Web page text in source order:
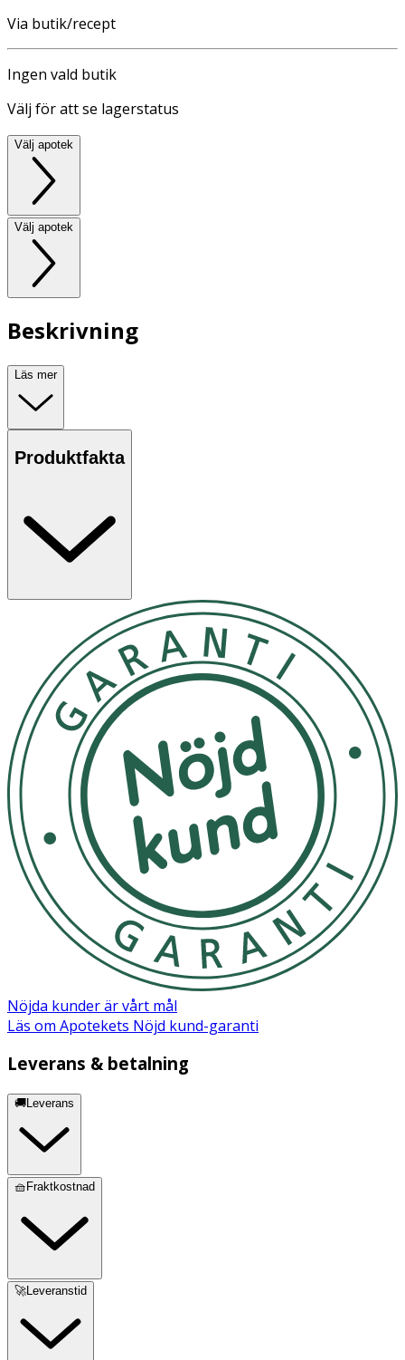
Via butik/recept
Ingen vald butik
Välj för att se lagerstatus
Välj apotek
Välj apotek
Beskrivning
Läs mer
Produktfakta
Nöjda kunder är vårt mål
Läs om Apotekets Nöjd kund-garanti
Leverans & betalning
🚚Leverans
🧺Fraktkostnad
🚀Leveranstid